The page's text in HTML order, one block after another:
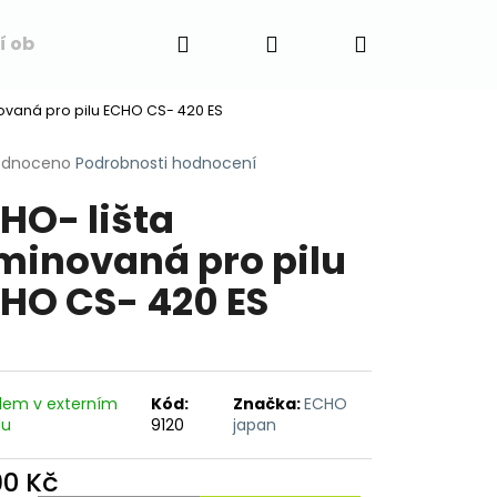
Napište nám
Hledat PřihlášeníNákupní
pro pilu ECHO CS- 420 ES
Podrobnosti hodnocení
lišta
pro pilu
CS- 420 ES
v externím
Kód:
9120
Značka:ECHO
japan
Kč